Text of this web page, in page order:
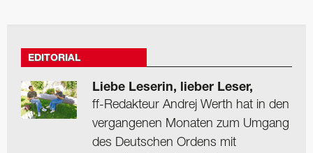
EDITORIAL
Liebe Leserin, lieber Leser,
ff-Redakteur Andrej Werth hat in den
vergangenen Monaten zum Umgang
des Deutschen Ordens mit